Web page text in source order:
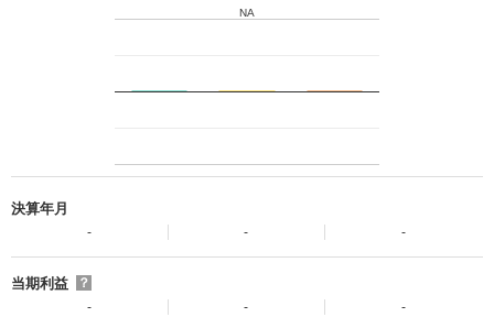
NA
決算年月
- - -
当期利益
？
-
- -